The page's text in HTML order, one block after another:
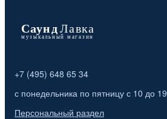
+7 (495) 648 65 34
с понедельника по пятницу с 10 до 19
Персональный раздел